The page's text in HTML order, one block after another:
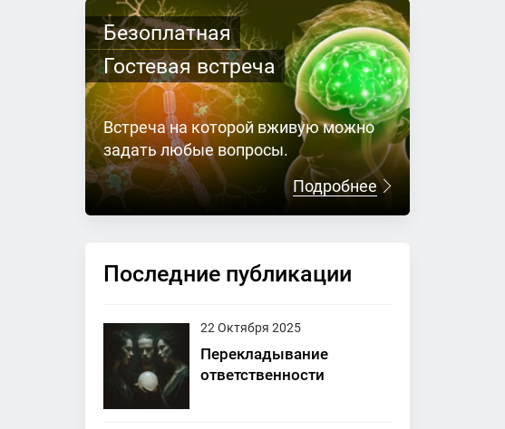
Безоплатная
Гостевая встреча
Встреча на которой вживую можно
задать любые вопросы.
Подробнее
Последние публикации
22 Октября 2025
Перекладывание
ответственности